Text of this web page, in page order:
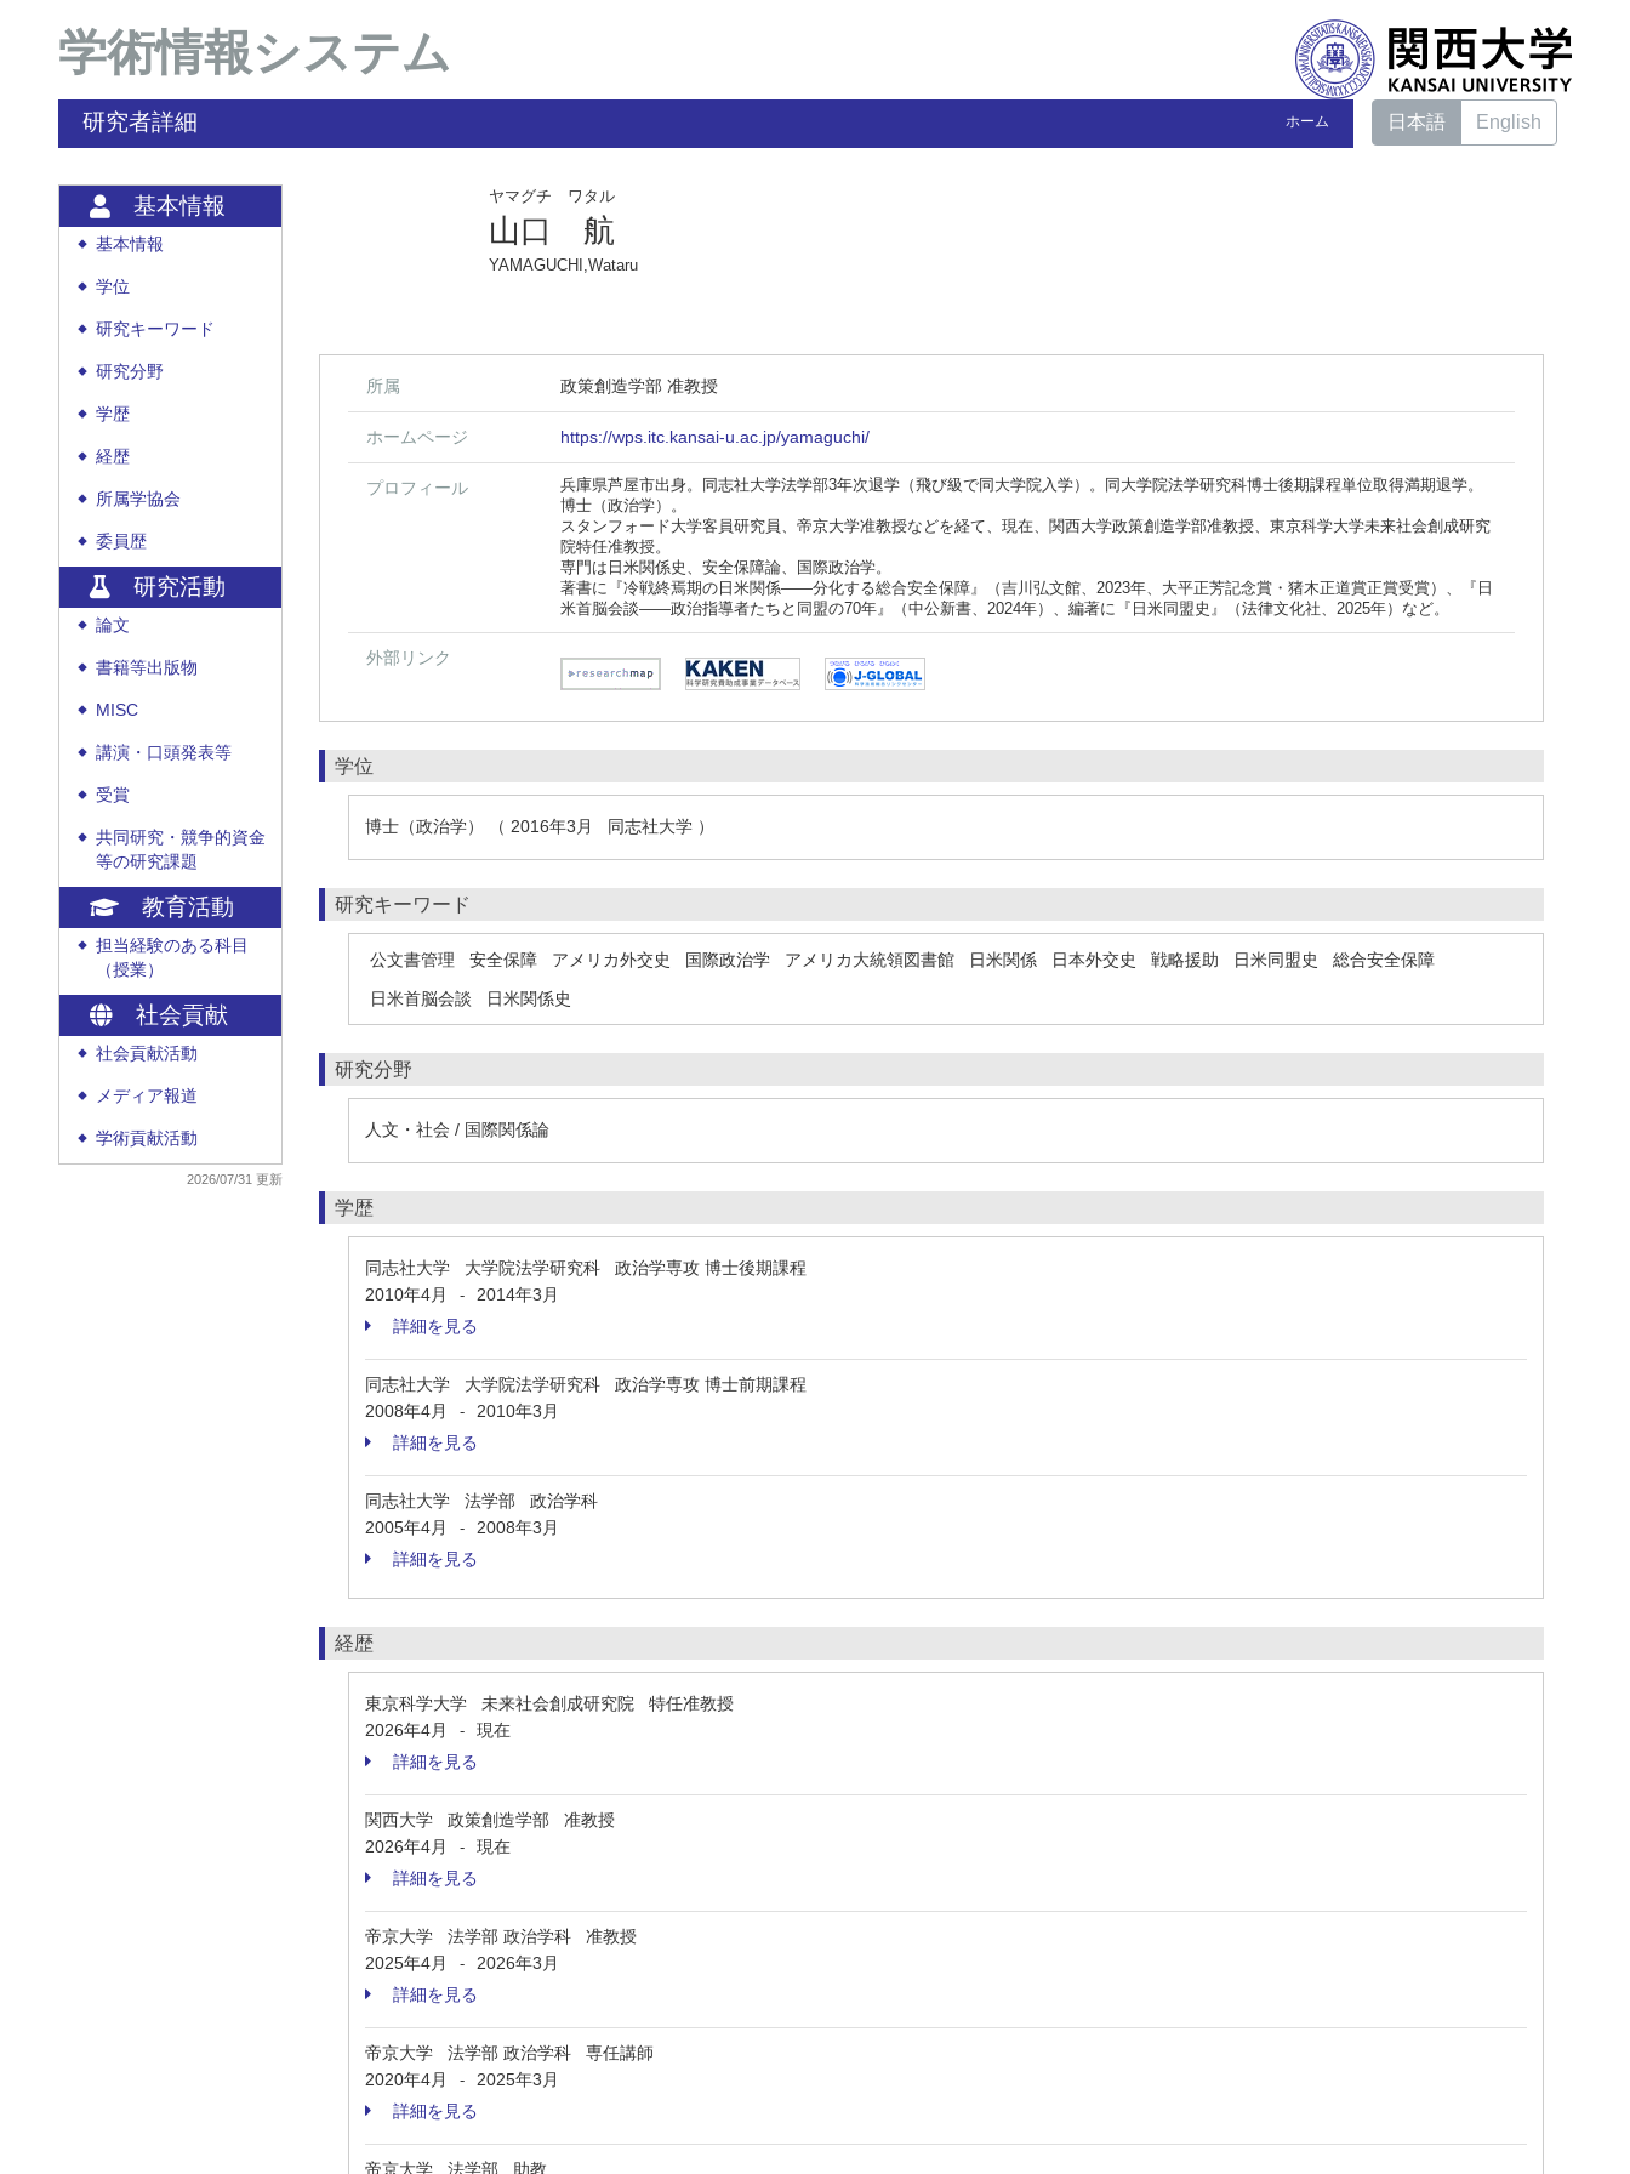
学術情報システム
研究者詳細 ホーム 日本語 English
基本情報
◆ 基本情報
◆ 学位
◆ 研究キーワード
◆ 研究分野
◆ 学歴
◆ 経歴
◆ 所属学協会
◆ 委員歴
研究活動
◆ 論文
◆ 書籍等出版物
◆ MISC
◆ 講演・口頭発表等
◆ 受賞
◆
共同研究・競争的資金
等の研究課題
教育活動
◆
担当経験のある科目
（授業）
社会貢献
◆ 社会貢献活動
◆ メディア報道
◆ 学術貢献活動
2026/07/31 更新
ヤマグチ ワタル
山口 航
YAMAGUCHI,Wataru
所属 政策創造学部 准教授
ホームページ https://wps.itc.kansai-u.ac.jp/yamaguchi/
プロフィール
兵庫県芦屋市出身。同志社大学法学部3年次退学（飛び級で同大学院入学）。同大学院法学研究科博士後期課程単位取得満期退学。
博士（政治学）。
スタンフォード大学客員研究員、帝京大学准教授などを経て、現在、関西大学政策創造学部准教授、東京科学大学未来社会創成研究
院特任准教授。
専門は日米関係史、安全保障論、国際政治学。
著書に『冷戦終焉期の日米関係――分化する総合安全保障』（吉川弘文館、2023年、大平正芳記念賞・猪木正道賞正賞受賞）、『日
米首脳会談――政治指導者たちと同盟の70年』（中公新書、2024年）、編著に『日米同盟史』（法律文化社、2025年）など。
外部リンク
学位
博士（政治学） （ 2016年3月 同志社大学 ）
研究キーワード
公文書管理 安全保障 アメリカ外交史 国際政治学 アメリカ大統領図書館 日米関係 日本外交史 戦略援助 日米同盟史
総合安全保障
日米首脳会談
日米関係史
研究分野
人文・社会 / 国際関係論
学歴
同志社大学 大学院法学研究科 政治学専攻 博士後期課程
2010年4月
-
2014年3月
詳細を見る
同志社大学 大学院法学研究科 政治学専攻 博士前期課程
2008年4月
-
2010年3月
詳細を見る
同志社大学 法学部 政治学科
2005年4月
-
2008年3月
詳細を見る
経歴
東京科学大学 未来社会創成研究院 特任准教授
2026年4月
-
現在
詳細を見る
関西大学 政策創造学部 准教授
2026年4月
-
現在
詳細を見る
帝京大学 法学部 政治学科 准教授
2025年4月
-
2026年3月
詳細を見る
帝京大学 法学部 政治学科 専任講師
2020年4月
-
2025年3月
詳細を見る
帝京大学 法学部 助教